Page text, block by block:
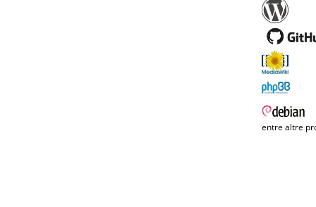
entre altre